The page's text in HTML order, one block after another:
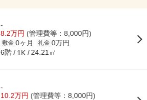
-
8.2万円 (管理費等：8,000円)
敷金 0ヶ月 礼金 0万円
6階 1K 24.21㎡
-
10.2万円 (管理費等：8,000円)